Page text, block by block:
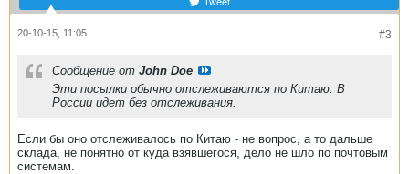
#3
20-10-15, 11:05
Сообщение от John Doe
Эти посылки обычно отслеживаются по Китаю. В
России идет без отслеживания.
Если бы оно отслеживалось по Китаю - не вопрос, а то дальше
склада, не понятно от куда взявшегося, дело не шло по почтовым
системам.